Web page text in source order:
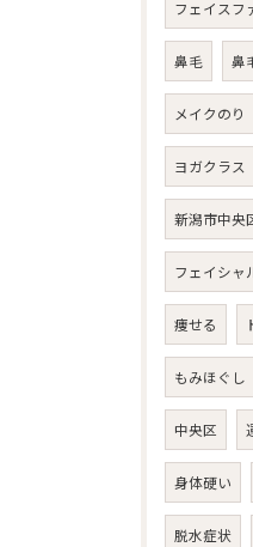
フェイスフ
鼻毛 鼻
メイクのり
ヨガクラス
新潟市中央
フェイシャ
痩せる
もみほぐし
中央区
身体硬い
脱水症状